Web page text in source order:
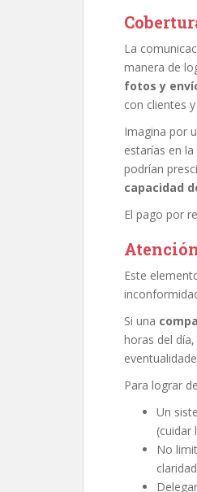
La
manera de
fotos y
con clientes
Imagina por
estarías en
podrían
capacidad
El pago por
Este
Si una
horas del
Para lograr
Un
(cuidar
No